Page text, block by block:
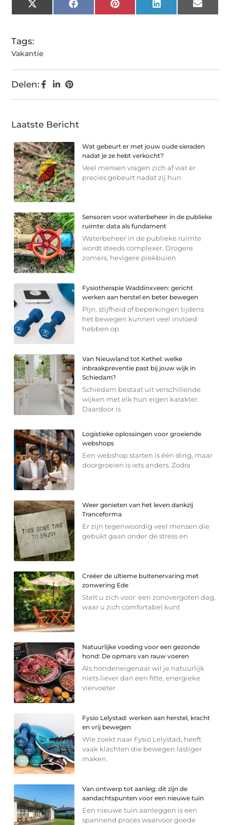
X
(Twitter)
FacebookPinterest LinkedIn Email
Tags:
Vakantie
Delen:
Laatste Bericht
Wat gebeurt er met jouw oude sieraden
nadat je ze hebt verkocht?
Veel mensen vragen zich af wat er
precies gebeurt nadat zij hun
Sensoren voor waterbeheer in de publieke
ruimte: data als fundament
Waterbeheer in de publieke ruimte
wordt steeds complexer. Drogere
zomers, hevigere piekbuien
Fysiotherapie Waddinxveen: gericht
werken aan herstel en beter bewegen
Pijn, stijfheid of beperkingen tijdens
het bewegen kunnen veel invloed
hebben op
Van Nieuwland tot Kethel: welke
inbraakpreventie past bij jouw wijk in
Schiedam?
Schiedam bestaat uit verschillende
wijken met elk hun eigen karakter.
Daardoor is
Logistieke oplossingen voor groeiende
webshops
Een webshop starten is één ding, maar
doorgroeien is iets anders. Zodra
Weer genieten van het leven dankzij
Tranceforma
Er zijn tegenwoordig veel mensen die
gebukt gaan onder de stress en
Creëer de ultieme buitenervaring met
zonwering Ede
Stelt u zich voor: een zonovergoten dag,
waar u zich comfortabel kunt
Natuurlijke voeding voor een gezonde
hond: De opmars van rauw voeren
Als hondeneigenaar wil je natuurlijk
niets liever dan een fitte, energieke
viervoeter
Fysio Lelystad: werken aan herstel, kracht
en vrij bewegen
Wie zoekt naar Fysio Lelystad, heeft
vaak klachten die bewegen lastiger
maken.
Van ontwerp tot aanleg: dit zijn de
aandachtspunten voor een nieuwe tuin
Een nieuwe tuin aanleggen is een
spannend proces waarvoor goede